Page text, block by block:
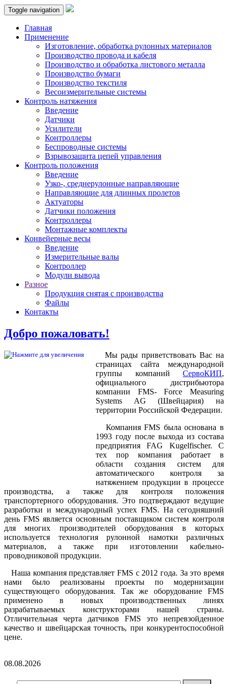
Toggle navigation
Главная
Применение
Изготовление, обработка рулонных материалов
Производство провода и кабеля
Производство и обработка листового металла
Производство бумаги
Производство текстиля
Весоизмерительные системы
Контроль натяжения
Введение
Датчики
Усилители
Контроллеры
Беспроводные системы
Взрывозащита цепей управления
Контроль положения
Введение
Узко-, среднерулонные направляющие
Направляющие для длинных пролетов
Актуаторы
Датчики положения
Контроллеры
Монтажные комплекты
Конвейерные весы
Введение
Измерительные валы
Контроллер
Модули вывода
Разное
Продукция снятая с производства
Файлы
Контакты
Добро пожаловать!
Мы рады приветствовать Вас на
страницах сайта международной
группы компаний СервоКИП,
официального дистрибьютора
компании FMS- Force Measuring
Systems AG (Швейцария) на
территории Российской Федерации.
Компания FMS была основана в
1993 году после выхода из состава
предприятия FAG Kugelfischer. С
тех пор компания работает в
области создания систем для
автоматического контроля за
натяжением продукции в процессе
производства, а также для контроля положения
транспортерного оборудования. Это подтверждают ведущие
разработки и международный успех FMS. На сегодняшний
день FMS является основным поставщиком систем контроля
для многих производителей оборудования в которых
используется технология рулонной намотки различных
материалов, а также при изготовлении кабельно-
проводниковой продукции.
Наша компания представляет FMS с 2012 года. За это время
нами было реализованы проекты по модернизации
существующего оборудования. Так же оборудование FMS
применено в новых производственных линях
разрабатываемых конструкторами нашей страны.
Отличительная черта датчиков FMS это непревзойденное
качество и швейцарская точность, при конкурентоспособной
цене.
08.08.2026